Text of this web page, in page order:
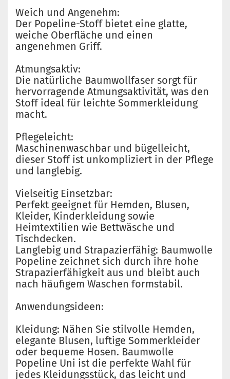
Weich und Angenehm:
Der Popeline-Stoff bietet eine glatte,
weiche Oberfläche und einen
angenehmen Griff.
Atmungsaktiv:
Die natürliche Baumwollfaser sorgt für
hervorragende Atmungsaktivität, was den
Stoff ideal für leichte Sommerkleidung
macht.
Pflegeleicht:
Maschinenwaschbar und bügelleicht,
dieser Stoff ist unkompliziert in der Pflege
und langlebig.
Vielseitig Einsetzbar:
Perfekt geeignet für Hemden, Blusen,
Kleider, Kinderkleidung sowie
Heimtextilien wie Bettwäsche und
Tischdecken.
Langlebig und Strapazierfähig: Baumwolle
Popeline zeichnet sich durch ihre hohe
Strapazierfähigkeit aus und bleibt auch
nach häufigem Waschen formstabil.
Anwendungsideen:
Kleidung: Nähen Sie stilvolle Hemden,
elegante Blusen, luftige Sommerkleider
oder bequeme Hosen. Baumwolle
Popeline Uni ist die perfekte Wahl für
jedes Kleidungsstück, das leicht und